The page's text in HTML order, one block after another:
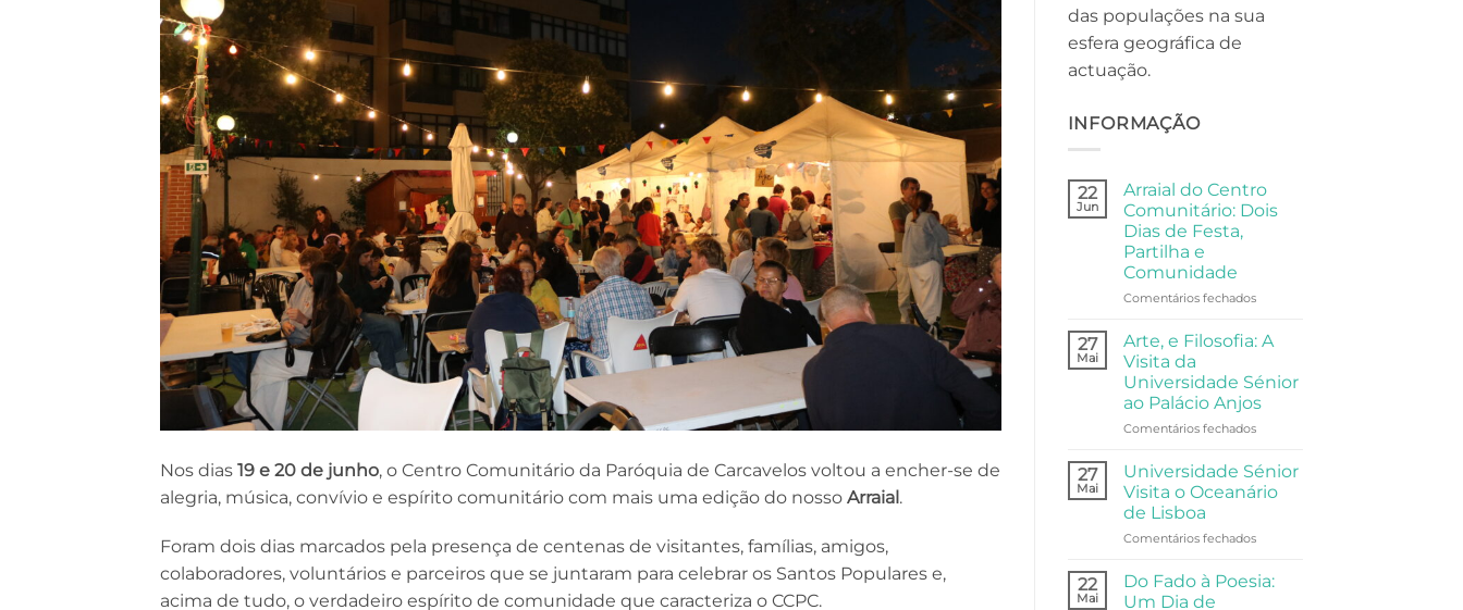
Nos dias 19 e 20 de junho, o Centro Comunitário da Paróquia de Carcavelos voltou a encher-se de
alegria, música, convívio e espírito comunitário com mais uma edição do nosso Arraial.
Foram dois dias marcados pela presença de centenas de visitantes, famílias, amigos,
colaboradores, voluntários e parceiros que se juntaram para celebrar os Santos Populares e,
acima de tudo, o verdadeiro espírito de comunidade que caracteriza o CCPC.
das populações na sua
esfera geográfica de
actuação.
INFORMAÇÃO
22
Jun
Arraial do Centro
Comunitário: Dois
Dias de Festa,
Partilha e
Comunidade
Comentários fechadosem
do
Dois
Dias
de
Partilha
e
Comunidade
27
Mai
Arte, e Filosofia: A
Visita da
Universidade Sénior
ao Palácio Anjos
Comentários fechadosem
e
Filosofia:
A
da
Sénior
27
Mai
Universidade Sénior
Visita o Oceanário
de Lisboa
Comentários fechadosem
Sénior
22
Mai
Do Fado à Poesia:
Um Dia de